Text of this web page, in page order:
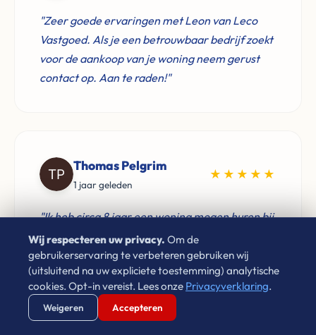
"Zeer goede ervaringen met Leon van Leco
Vastgoed. Als je een betrouwbaar bedrijf zoekt
voor de aankoop van je woning neem gerust
contact op. Aan te raden!"
Thomas Pelgrim
1 jaar geleden
★★★★★
"Ik heb circa 8 jaar een woning mogen huren bij
Leon van Leco Vastgoed. Hij is een zeer
prettige huisbaas, komt zijn afspraken goed na
en zorgt dat problemen snel verholpen worden.
Zeker een goed voorbeeld voor verhuurders"
Wij respecteren uw privacy. Om de
gebruikerservaring te verbeteren gebruiken wij
(uitsluitend na uw expliciete toestemming) analytische
cookies. Opt-in vereist. Lees onze Privacyverklaring.
Weigeren Accepteren
Verstuur WhatsApp